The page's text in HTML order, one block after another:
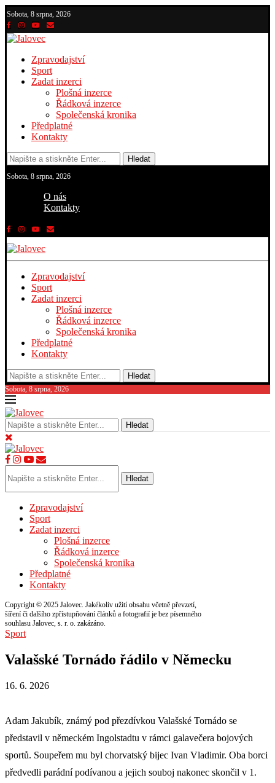
Sobota, 8 srpna, 2026
Zpravodajství
Sport
Zadat inzerci
Plošná inzerce
Řádková inzerce
Společenská kronika
Předplatné
Kontakty
Hledat
Sobota, 8 srpna, 2026
O nás
Kontakty
Zpravodajství
Sport
Zadat inzerci
Plošná inzerce
Řádková inzerce
Společenská kronika
Předplatné
Kontakty
Hledat
Sobota, 8 srpna, 2026
Hledat
Hledat
Zpravodajství
Sport
Zadat inzerci
Plošná inzerce
Řádková inzerce
Společenská kronika
Předplatné
Kontakty
Copyright © 2025 Jalovec. Jakékoliv užití obsahu včetně převzetí,
šíření či dalšího zpřístupňování článků a fotografií je bez písemného
souhlasu Jalovec, s. r. o. zakázáno.
Sport
Valašské Tornádo řádilo v Německu
16. 6. 2026
Adam Jakubík, známý pod přezdívkou Valašské Tornádo se
představil v německém Ingolstadtu v rámci galavečera bojových
sportů. Soupeřem mu byl chorvatský bijec Ivan Vladimir. Oba borci
předvedli parádní podívanou a jejich souboj nakonec skončil v 1.